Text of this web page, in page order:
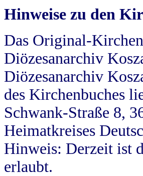
Hinweise zu den
Das Original-
Diözesanarchiv
Diözesanarchiv
des Kirchenbuches
Schwank-Straße 8,
Heimatkreises
Hinweis: Derzeit ist
erlaubt.